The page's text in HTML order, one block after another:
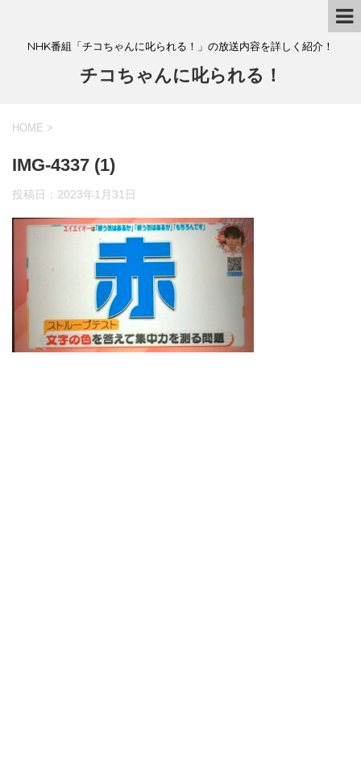
NHK番組「チコちゃんに叱られる！」の放送内容を詳しく紹介！
チコちゃんに叱られる！
HOME >
IMG-4337 (1)
投稿日： 2023年1月31日